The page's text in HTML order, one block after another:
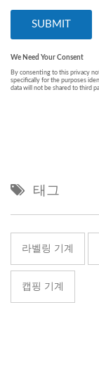
태그
라벨링 기계
캡핑 기계